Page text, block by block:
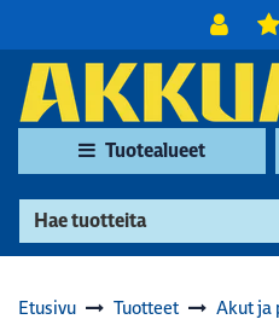
Tuotealueet
Etusivu Tuotteet
Akut ja